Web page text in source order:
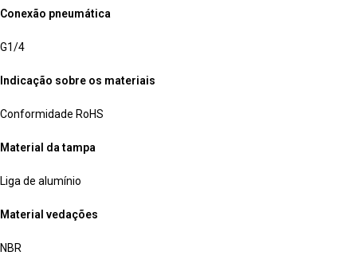
Conexão pneumática
G1/4
Indicação sobre os materiais
Conformidade RoHS
Material da tampa
Liga de alumínio
Material vedações
NBR